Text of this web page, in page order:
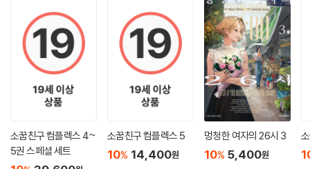
소꿉친구 컴플렉스 4~
5권 스페셜 세트
소꿉친구 컴플렉스 5
10% 14,400원
멍청한 여자의 26시 3
10% 5,400원